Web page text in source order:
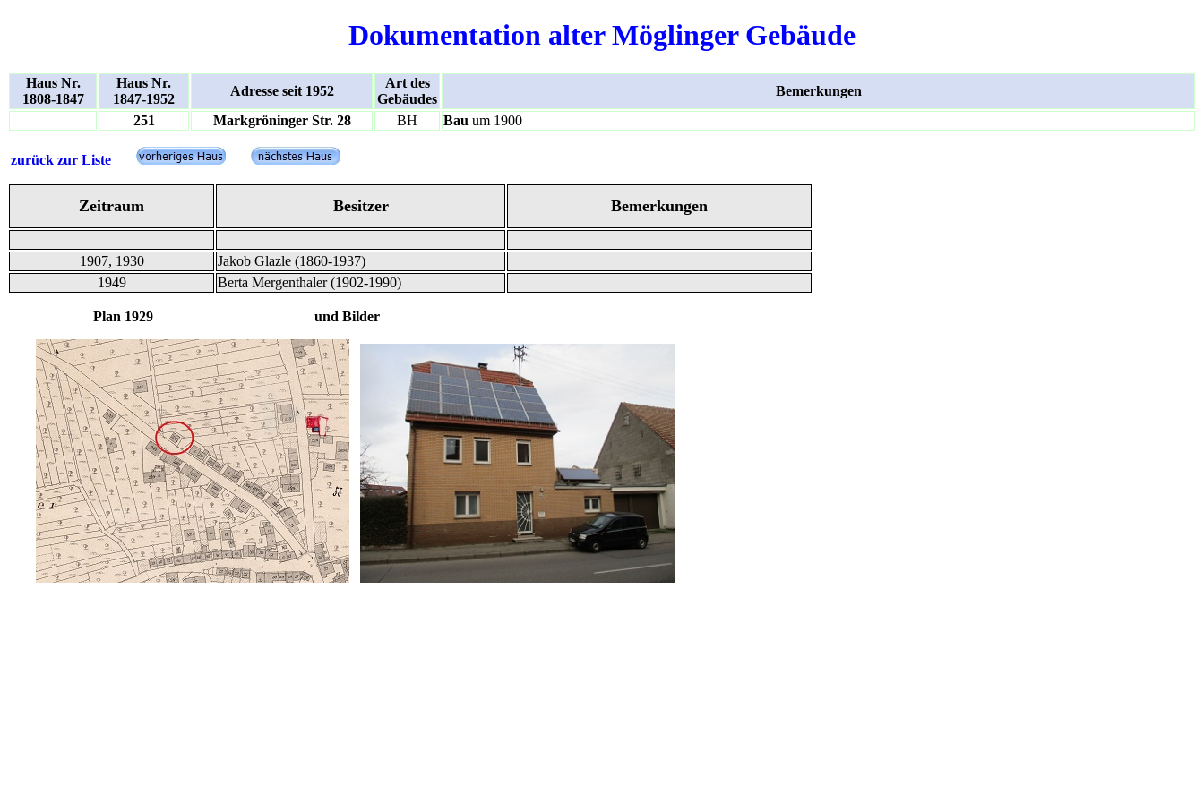
Dokumentation alter Möglinger Gebäude
Haus Nr.
1808-1847
Haus Nr.
1847-1952
Adresse seit 1952
Art des
Gebäudes
Bemerkungen
251
Markgröninger Str. 28 BH Bau um 1900
zurück zur Liste
Zeitraum Besitzer Bemerkungen
1907, 1930
Jakob Glazle (1860-1937)
1949
Berta Mergenthaler (1902-1990)
Plan 1929 und Bilder